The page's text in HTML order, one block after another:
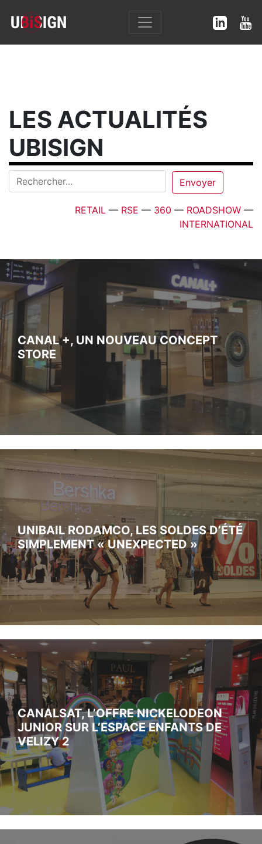
LES ACTUALITÉS
UBISIGN
RETAIL — RSE — 360 — ROADSHOW —
INTERNATIONAL
CANAL +, UN NOUVEAU CONCEPT
STORE
UNIBAIL RODAMCO, LES SOLDES D’ÉTÉ
SIMPLEMENT « UNEXPECTED »
CANALSAT, L’OFFRE NICKELODEON
JUNIOR SUR L’ESPACE ENFANTS DE
VELIZY 2